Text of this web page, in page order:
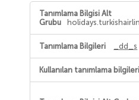
İstatistiksel
Analiz
Çerezleri
_dd_s